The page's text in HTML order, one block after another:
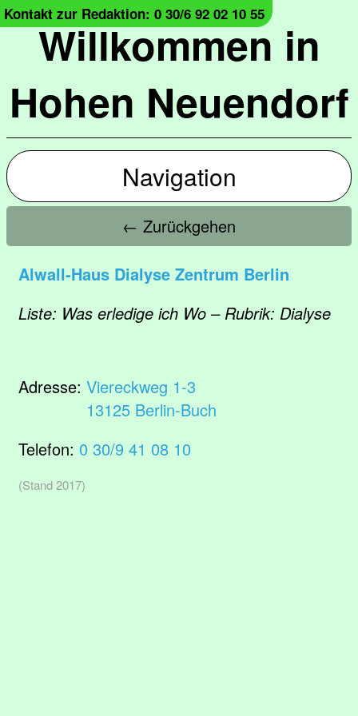
Willkommen in
Hohen Neuendorf
Kontakt zur Redaktion: 0 30/6 92 02 10 55
Navigation
← Zurückgehen
Alwall-Haus Dialyse Zentrum Berlin
Liste: Was erledige ich Wo – Rubrik: Dialyse
Adresse: Viereckweg 1-3
13125 Berlin-Buch
Telefon: 0 30/9 41 08 10
(Stand 2017)